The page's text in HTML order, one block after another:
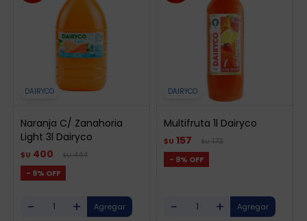
DAIRYCO
Naranja C/ Zanahoria
Light 3l Dairyco
$U 400 $U 444
9
- +
DAIRYCO
Multifruta 1l Dairyco
$U 157 $U 173
9
- +